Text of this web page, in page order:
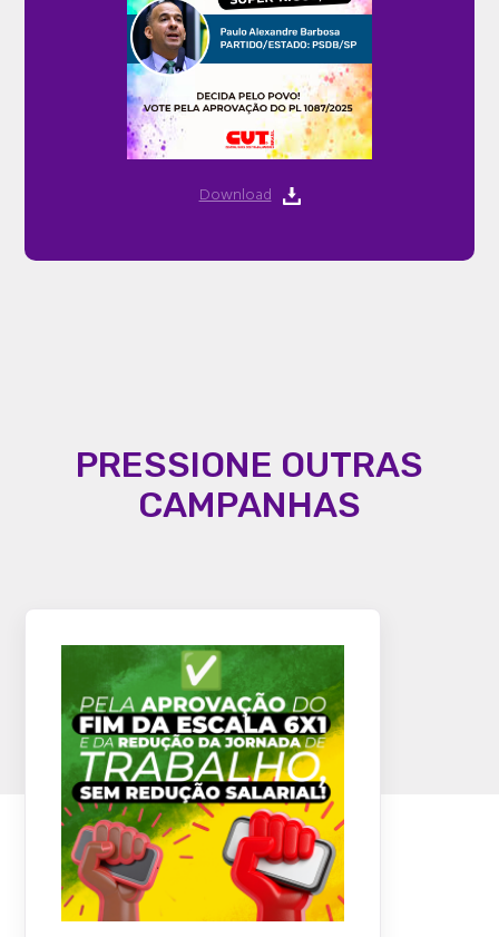
Download
PRESSIONE OUTRAS
CAMPANHAS